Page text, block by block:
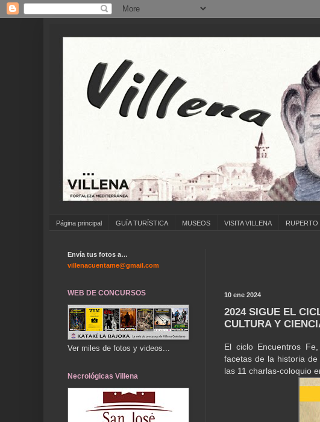
Página principal GUÍA TURÍSTICA MUSEOS VISITA VILLENA RUPERTO
...
10 ene 2024
2024 SIGUE EL
CULTURA Y
El ciclo Encuentros
facetas de la historia
las 11 charlas-coloquio
Envía tus fotos a…
villenacuentame@gmail.com
WEB DE CONCURSOS
Ver miles de fotos y videos...
Necrológicas Villena